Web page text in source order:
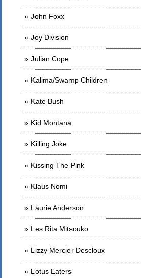
John Foxx
Joy Division
Julian Cope
Kalima/Swamp Children
Kate Bush
Kid Montana
Killing Joke
Kissing The Pink
Klaus Nomi
Laurie Anderson
Les Rita Mitsouko
Lizzy Mercier Descloux
Lotus Eaters